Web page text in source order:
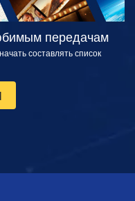
передачам
составлять список